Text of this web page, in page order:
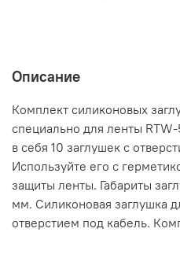
Описание
Комплект силиконовых
специально для ленты
в себя 10 заглушек с
Используйте его с
защиты ленты. Габариты
мм. Силиконовая заглушка
отверстием под кабель.